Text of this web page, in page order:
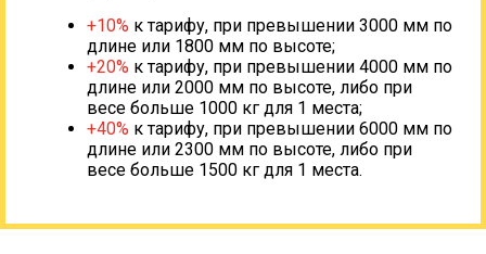
+10% к тарифу, при превышении 3000 мм по
длине или 1800 мм по высоте;
+20% к тарифу, при превышении 4000 мм по
длине или 2000 мм по высоте, либо при
весе больше 1000 кг для 1 места;
+40% к тарифу, при превышении 6000 мм по
длине или 2300 мм по высоте, либо при
весе больше 1500 кг для 1 места.